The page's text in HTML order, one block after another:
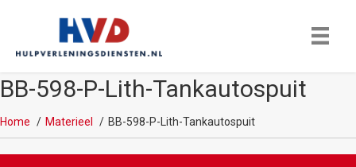
BB-598-P-Lith-Tankautospuit
Home Materieel BB-598-P-Lith-Tankautospuit